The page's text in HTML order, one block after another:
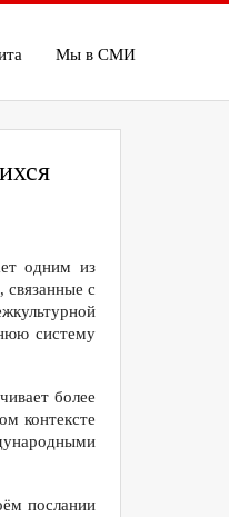
Мы в СМИ
одним из
связанные с
систему
более
контексте
послании